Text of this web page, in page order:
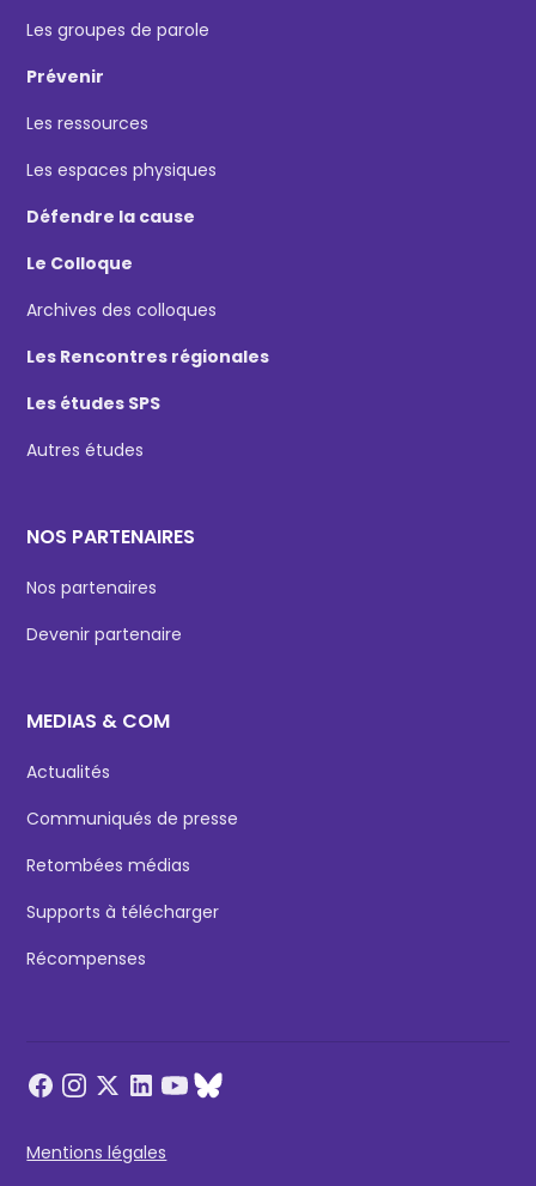
Les groupes de parole
Prévenir
Les ressources
Les espaces physiques
Défendre la cause
Le Colloque
Archives des colloques
Les Rencontres régionales
Les études SPS
Autres études
NOS PARTENAIRES
Nos partenaires
Devenir partenaire
MEDIAS & COM
Actualités
Communiqués de presse
Retombées médias
Supports à télécharger
Récompenses
Mentions légales